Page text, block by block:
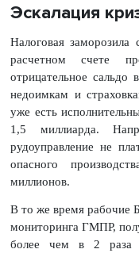
Эскалация
Налоговая заморозила
расчетном счете
отрицательное
недоимкам и
уже есть
1,5 миллиарда.
рудоуправление не
опасного
миллионов.
В то же время рабочие
мониторинга ГМПР,
более чем в 2 раза